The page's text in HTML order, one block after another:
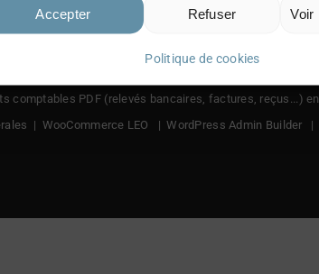
Accepter Refuser Voir
Politique de cookies
comptables PDF (relevés bancaires, factures, reçus...)
| WooCommerce LEO |WordPress Admin Builder